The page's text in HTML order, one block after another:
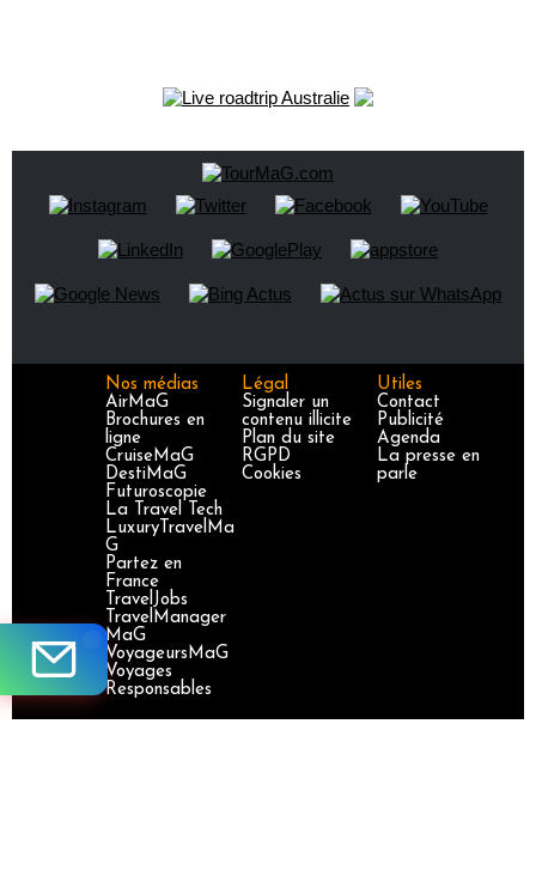
Nos médias
AirMaG
Brochures en
ligne
CruiseMaG
DestiMaG
Futuroscopie
La Travel Tech
LuxuryTravelMa
G
Partez en
France
TravelJobs
TravelManager
MaG
VoyageursMaG
Voyages
Responsables
Légal
Signaler un
contenu illicite
Plan du site
RGPD
Cookies
Utiles
Contact
Publicité
Agenda
La presse en
parle